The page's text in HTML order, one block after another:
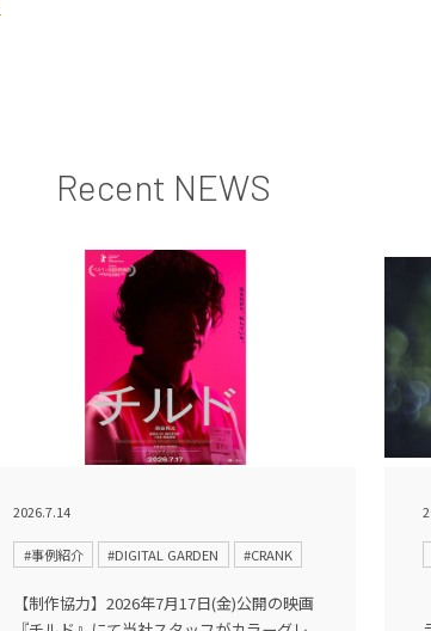
Recent NEWS
2026.7.14
#事例紹介 #DIGITAL GARDEN #CRANK
【制作協力】2026年7月17日(金)公開の映画